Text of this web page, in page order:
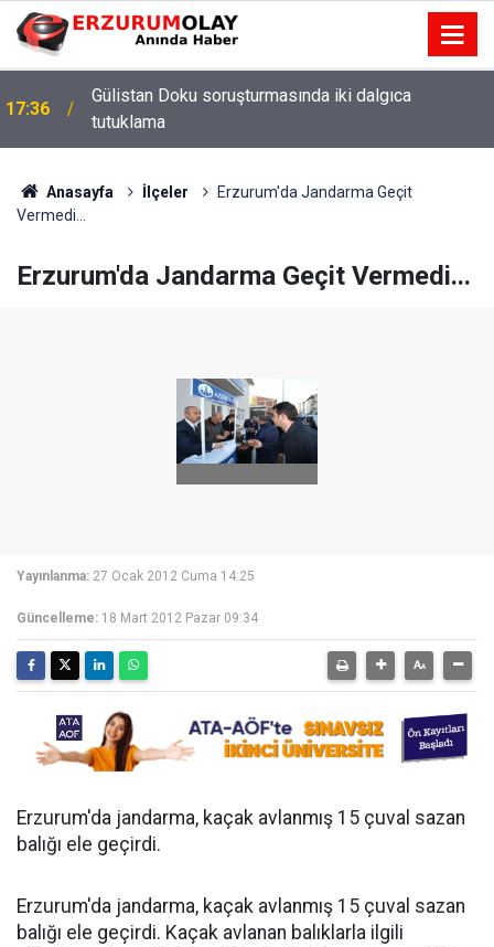
17:36
Gülistan Doku soruşturmasında iki dalgıca
tutuklama
Anasayfa İlçeler
Erzurum'da Jandarma Geçit
Vermedi...
Erzurum'da Jandarma Geçit Vermedi...
Yayınlanma: 27 Ocak 2012 Cuma 14:25
Güncelleme: 18 Mart 2012 Pazar 09:34
Erzurum'da jandarma, kaçak avlanmış 15 çuval sazan
balığı ele geçirdi.
Erzurum'da jandarma, kaçak avlanmış 15 çuval sazan
balığı ele geçirdi. Kaçak avlanan balıklarla ilgili